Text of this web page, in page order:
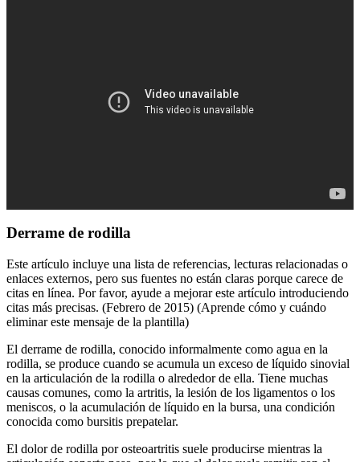
Derrame de rodilla
Este artículo incluye una lista de referencias, lecturas relacionadas o
enlaces externos, pero sus fuentes no están claras porque carece de
citas en línea. Por favor, ayude a mejorar este artículo introduciendo
citas más precisas. (Febrero de 2015) (Aprende cómo y cuándo
eliminar este mensaje de la plantilla)
El derrame de rodilla, conocido informalmente como agua en la
rodilla, se produce cuando se acumula un exceso de líquido sinovial
en la articulación de la rodilla o alrededor de ella. Tiene muchas
causas comunes, como la artritis, la lesión de los ligamentos o los
meniscos, o la acumulación de líquido en la bursa, una condición
conocida como bursitis prepatelar.
El dolor de rodilla por osteoartritis suele producirse mientras la